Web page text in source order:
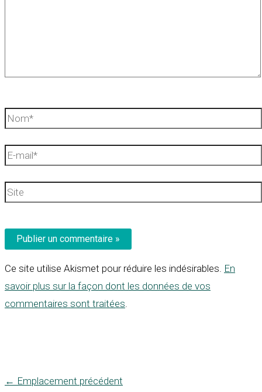
Nom*
E-
Site
Ce site utilise Akismet pour réduire les indésirables. En
savoir plus sur la façon dont les données de vos
commentaires sont traitées.
← Emplacement précédent